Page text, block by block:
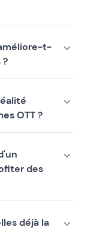
t-
OTT ?
des
déjà la